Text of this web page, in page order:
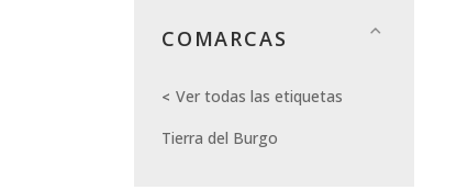
COMARCAS
Ver todas las etiquetas
Tierra del Burgo